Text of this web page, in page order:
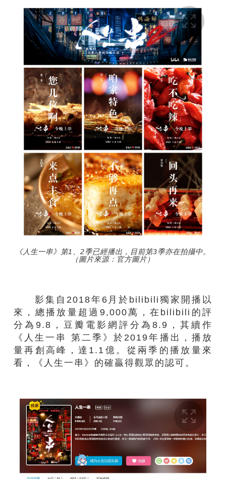
《人生一串》第1、2季已經播出，目前第3季亦在拍攝中。
（圖片來源：官方圖片）
影集自2018年6月於bilibili獨家開播以
來，總播放量超過9,000萬，在bilibili的評
分為9.8，豆瓣電影網評分為8.9，其續作
《人生一串 第二季》於2019年播出，播放
量再創高峰，達1.1億。從兩季的播放量來
看，《人生一串》的確贏得觀眾的認可。